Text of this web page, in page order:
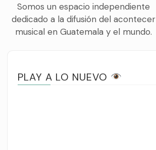
Somos un espacio independiente
dedicado a la difusión del acontecer
musical en Guatemala y el mundo.
PLAY A LO NUEVO